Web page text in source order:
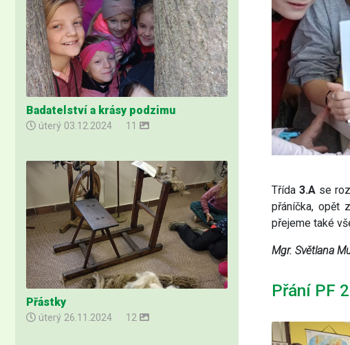
Badatelství a krásy podzimu
úterý 03.12.2024 11
Přástky
úterý 26.11.2024 12
Třída 3.Ase
přáníčka, opět
přejeme také
Mgr. Světlana
Přání PF